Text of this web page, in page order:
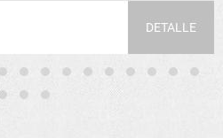
DETALLE